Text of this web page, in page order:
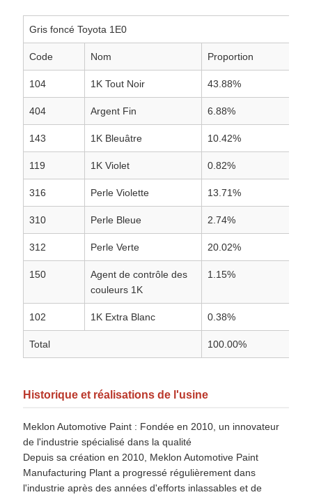
Gris foncé Toyota 1E0
Code Nom Proportion
104 1K Tout Noir 43.88%
404 Argent Fin 6.88%
143 1K Bleuâtre 10.42%
119 1K Violet 0.82%
316 Perle Violette 13.71%
310 Perle Bleue 2.74%
312 Perle Verte 20.02%
150
Agent de contrôle des
couleurs 1K
1.15%
102 1K Extra Blanc 0.38%
Total 100.00%
Historique et réalisations de l'usine
Meklon Automotive Paint : Fondée en 2010, un innovateur
de l'industrie spécialisé dans la qualité
Depuis sa création en 2010, Meklon Automotive Paint
Manufacturing Plant a progressé régulièrement dans
l'industrie après des années d'efforts inlassables et de